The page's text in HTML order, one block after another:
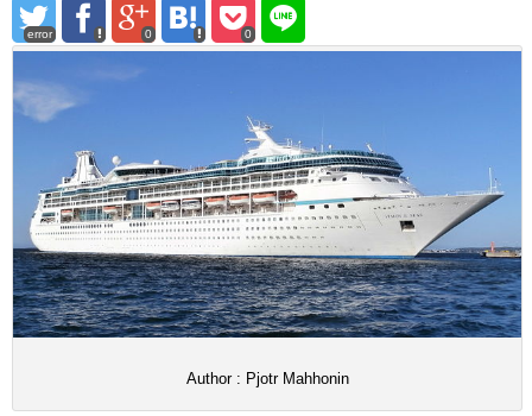
error 0 0
Author : Pjotr Mahhonin